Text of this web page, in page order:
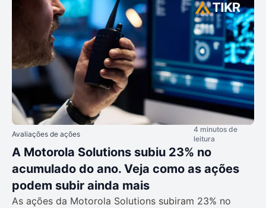
Avaliações de ações
4 minutos de
leitura
A Motorola Solutions subiu 23% no
acumulado do ano. Veja como as ações
podem subir ainda mais
As ações da Motorola Solutions subiram 23% no